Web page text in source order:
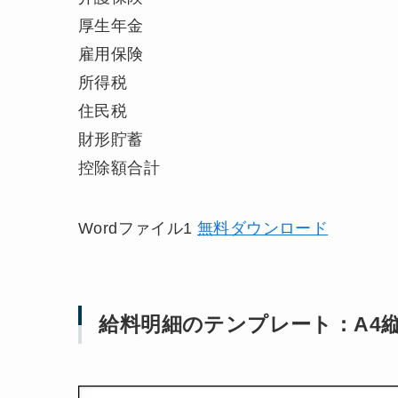
厚生年金
雇用保険
所得税
住民税
財形貯蓄
控除額合計
Wordファイル1 無料ダウンロード
給料明細のテンプレート：A4